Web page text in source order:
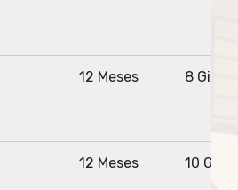
12 Meses 8 Gigas
12 Meses 10